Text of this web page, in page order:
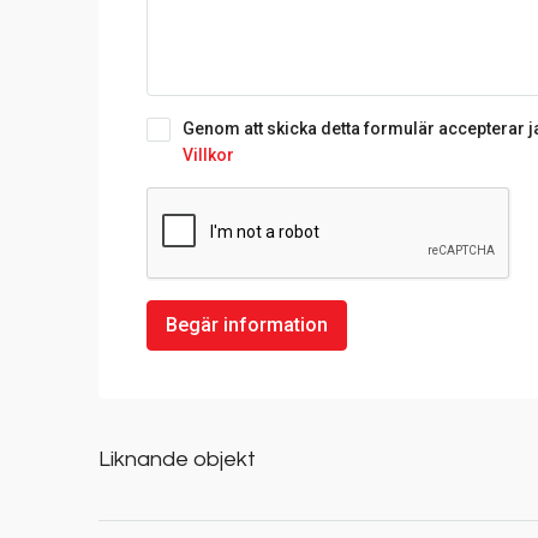
Genom att skicka detta formulär accepterar
Villkor
Begär information
Liknande objekt